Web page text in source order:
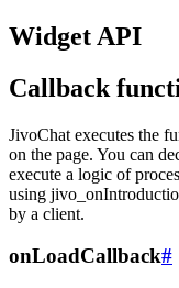
Widget API
Callback
JivoChat executes the
on the page. You can
execute a logic of
using
by a client.
onLoadCallback#